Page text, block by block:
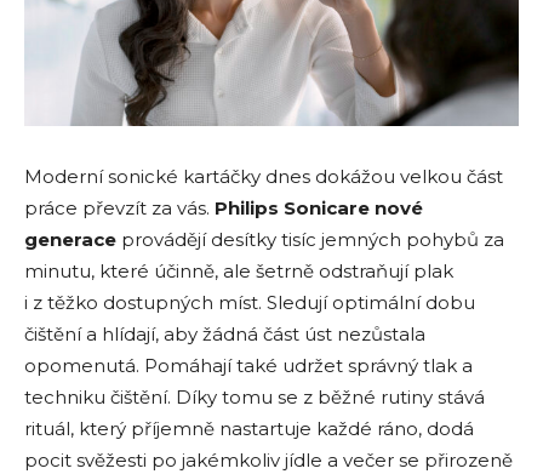
Moderní sonické kartáčky dnes dokážou velkou část
práce převzít za vás. Philips Sonicare nové
generace provádějí desítky tisíc jemných pohybů za
minutu, které účinně, ale šetrně odstraňují plak
i z těžko dostupných míst. Sledují optimální dobu
čištění a hlídají, aby žádná část úst nezůstala
opomenutá. Pomáhají také udržet správný tlak a
techniku čištění. Díky tomu se z běžné rutiny stává
rituál, který příjemně nastartuje každé ráno, dodá
pocit svěžesti po jakémkoliv jídle a večer se přirozeně